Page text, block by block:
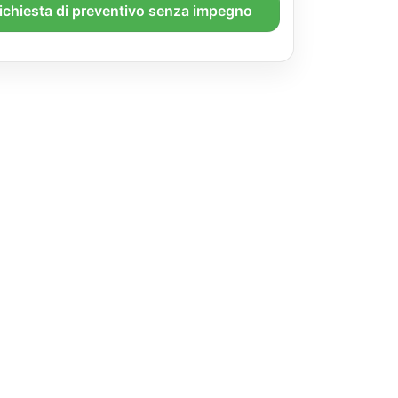
di preventivo senza impegno